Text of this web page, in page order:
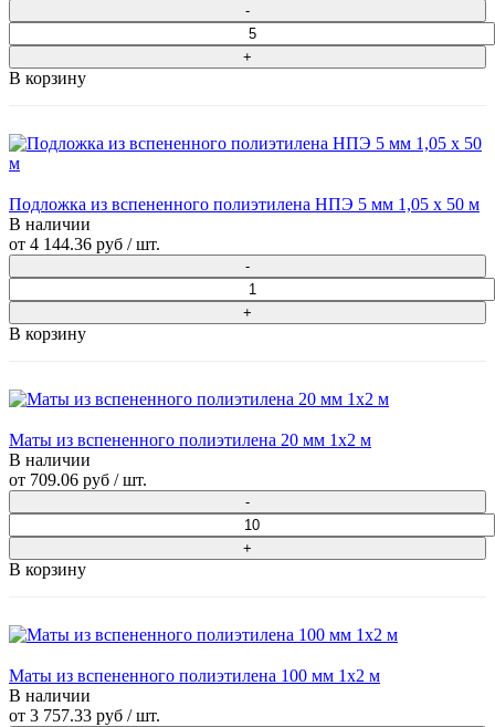
В корзину
Подложка из вспененного полиэтилена НПЭ 5 мм 1,05 х 50 м
В наличии
от 4 144.36 руб / шт.
В корзину
Маты из вспененного полиэтилена 20 мм 1x2 м
В наличии
от 709.06 руб / шт.
В корзину
Маты из вспененного полиэтилена 100 мм 1x2 м
В наличии
от 3 757.33 руб / шт.